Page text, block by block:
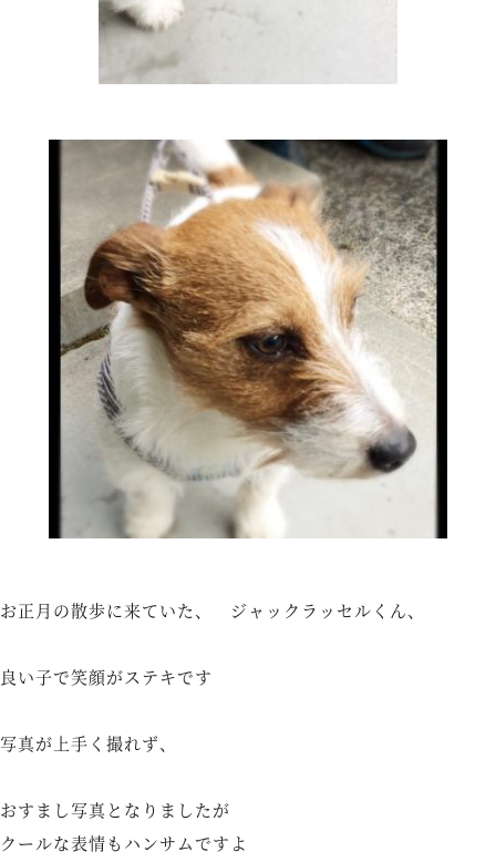
お正月の散歩に来ていた、 ジャックラッセルくん、
良い子で笑顔がステキです
写真が上手く撮れず、
おすまし写真となりましたが
クールな表情もハンサムですよ